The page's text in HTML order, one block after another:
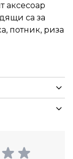
аксесоар
са за
потник, риза